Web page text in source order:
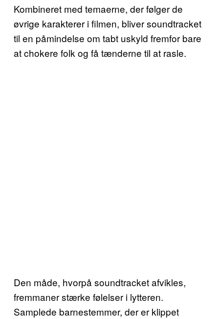
Kombineret med temaerne, der følger de
øvrige karakterer i filmen, bliver soundtracket
til en påmindelse om tabt uskyld fremfor bare
at chokere folk og få tænderne til at rasle.
Den måde, hvorpå soundtracket afvikles,
fremmaner stærke følelser i lytteren.
Samplede barnestemmer, der er klippet